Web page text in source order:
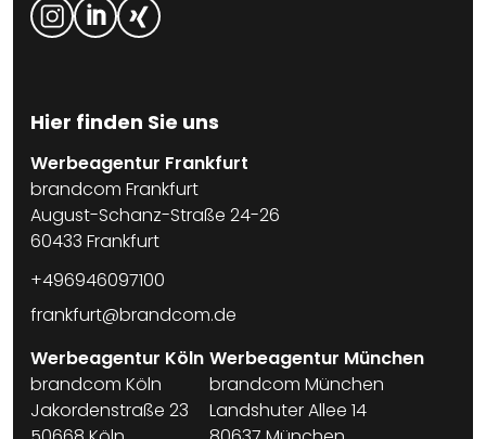
Hier finden Sie uns
Werbeagentur Frankfurt
brandcom Frankfurt
August-Schanz-Straße 24-26
60433 Frankfurt
+496946097100
frankfurt@brandcom.de
Werbeagentur Köln
brandcom Köln
Jakordenstraße 23
Werbeagentur München
brandcom München
Landshuter Allee 14